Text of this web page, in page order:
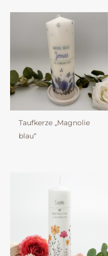
Taufkerze „Magnolie
blau“